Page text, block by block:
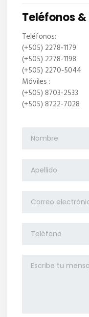
Teléfonos
Teléfonos:
(+505) 2278-1179
(+505) 2278-1198
(+505) 2270-5044
Móviles :
(+505) 8703-2533
(+505) 8722-7028